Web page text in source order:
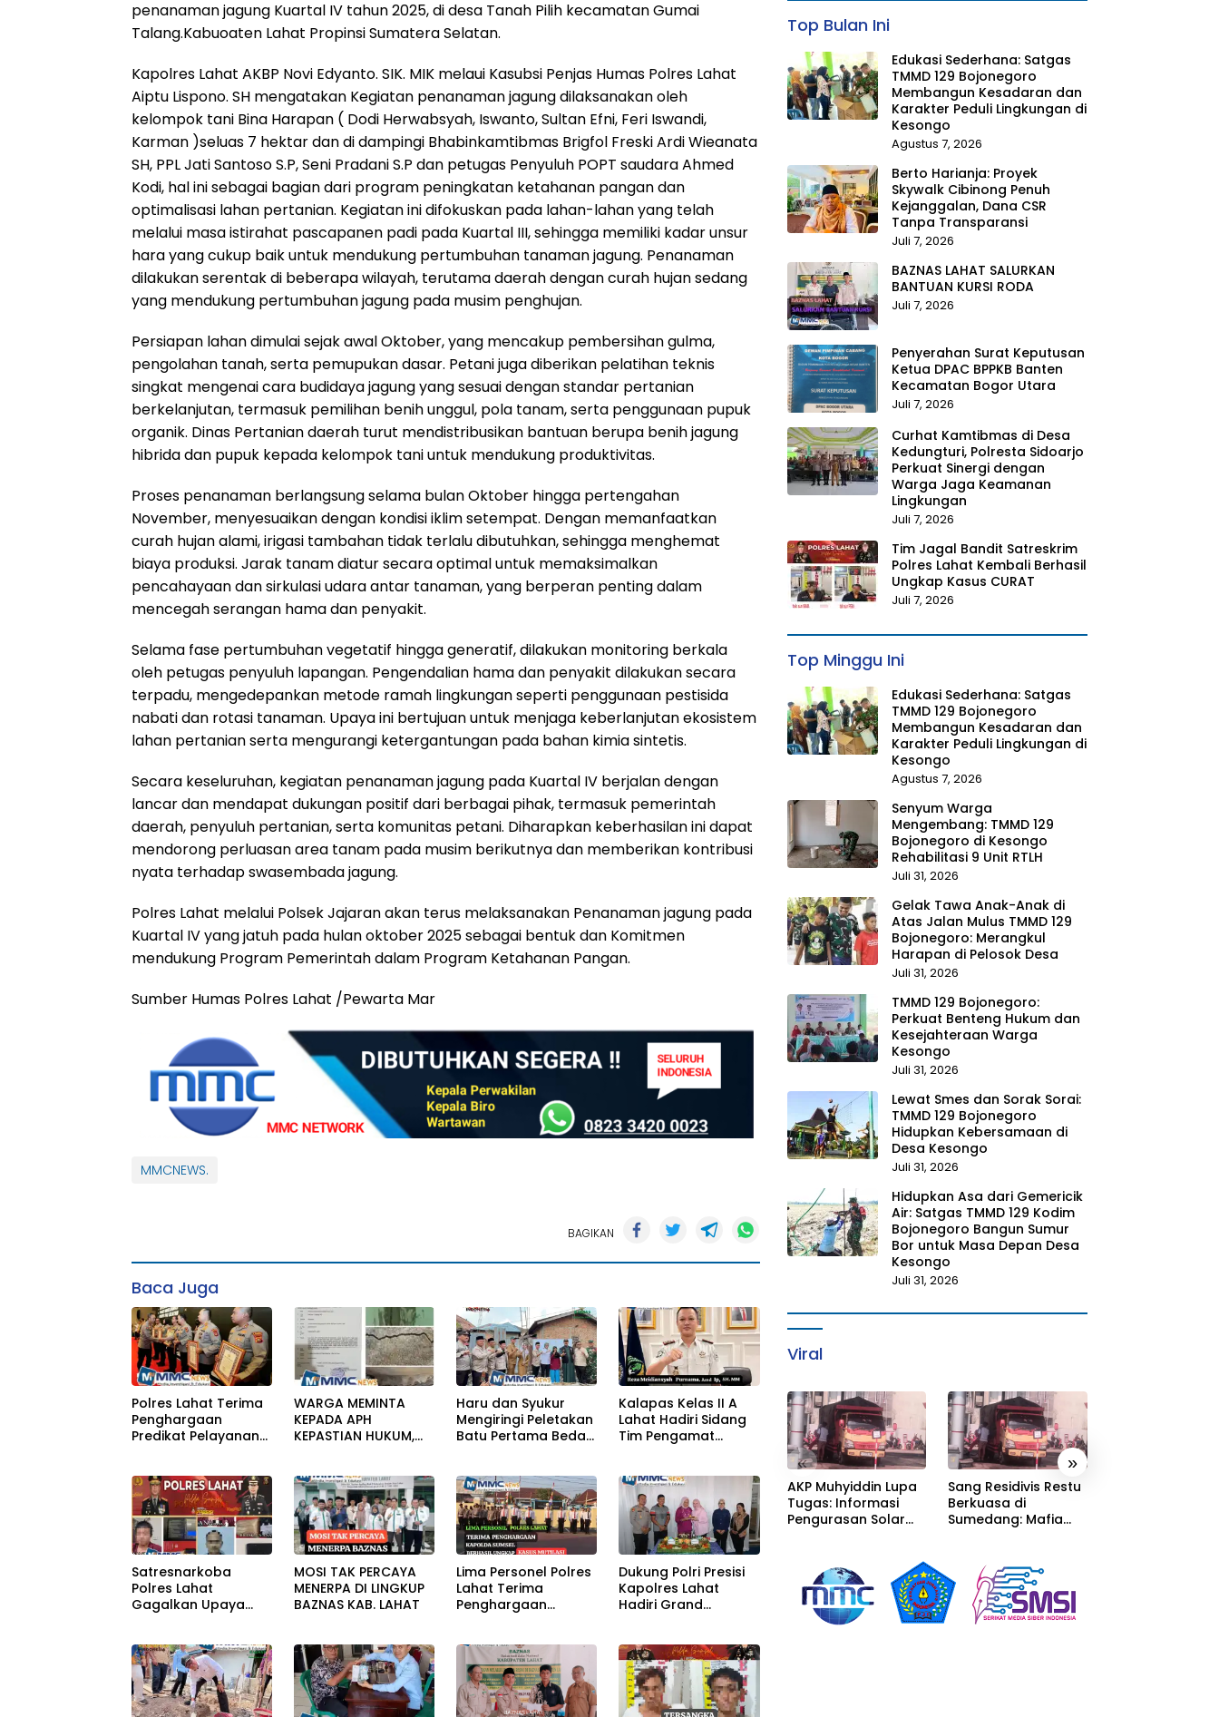
penanaman jagung Kuartal IV tahun 2025, di desa Tanah Pilih kecamatan Gumai
Talang.Kabuoaten Lahat Propinsi Sumatera Selatan.
Kapolres Lahat AKBP Novi Edyanto. SIK. MIK melaui Kasubsi Penjas Humas Polres Lahat
Aiptu Lispono. SH mengatakan Kegiatan penanaman jagung dilaksanakan oleh
kelompok tani Bina Harapan ( Dodi Herwabsyah, Iswanto, Sultan Efni, Feri Iswandi,
Karman )seluas 7 hektar dan di dampingi Bhabinkamtibmas Brigfol Freski Ardi Wieanata
SH, PPL Jati Santoso S.P, Seni Pradani S.P dan petugas Penyuluh POPT saudara Ahmed
Kodi, hal ini sebagai bagian dari program peningkatan ketahanan pangan dan
optimalisasi lahan pertanian. Kegiatan ini difokuskan pada lahan-lahan yang telah
melalui masa istirahat pascapanen padi pada Kuartal III, sehingga memiliki kadar unsur
hara yang cukup baik untuk mendukung pertumbuhan tanaman jagung. Penanaman
dilakukan serentak di beberapa wilayah, terutama daerah dengan curah hujan sedang
yang mendukung pertumbuhan jagung pada musim penghujan.
Persiapan lahan dimulai sejak awal Oktober, yang mencakup pembersihan gulma,
pengolahan tanah, serta pemupukan dasar. Petani juga diberikan pelatihan teknis
singkat mengenai cara budidaya jagung yang sesuai dengan standar pertanian
berkelanjutan, termasuk pemilihan benih unggul, pola tanam, serta penggunaan pupuk
organik. Dinas Pertanian daerah turut mendistribusikan bantuan berupa benih jagung
hibrida dan pupuk kepada kelompok tani untuk mendukung produktivitas.
Proses penanaman berlangsung selama bulan Oktober hingga pertengahan
November, menyesuaikan dengan kondisi iklim setempat. Dengan memanfaatkan
curah hujan alami, irigasi tambahan tidak terlalu dibutuhkan, sehingga menghemat
biaya produksi. Jarak tanam diatur secara optimal untuk memaksimalkan
pencahayaan dan sirkulasi udara antar tanaman, yang berperan penting dalam
mencegah serangan hama dan penyakit.
Selama fase pertumbuhan vegetatif hingga generatif, dilakukan monitoring berkala
oleh petugas penyuluh lapangan. Pengendalian hama dan penyakit dilakukan secara
terpadu, mengedepankan metode ramah lingkungan seperti penggunaan pestisida
nabati dan rotasi tanaman. Upaya ini bertujuan untuk menjaga keberlanjutan ekosistem
lahan pertanian serta mengurangi ketergantungan pada bahan kimia sintetis.
Secara keseluruhan, kegiatan penanaman jagung pada Kuartal IV berjalan dengan
lancar dan mendapat dukungan positif dari berbagai pihak, termasuk pemerintah
daerah, penyuluh pertanian, serta komunitas petani. Diharapkan keberhasilan ini dapat
mendorong perluasan area tanam pada musim berikutnya dan memberikan kontribusi
nyata terhadap swasembada jagung.
Polres Lahat melalui Polsek Jajaran akan terus melaksanakan Penanaman jagung pada
Kuartal IV yang jatuh pada hulan oktober 2025 sebagai bentuk dan Komitmen
mendukung Program Pemerintah dalam Program Ketahanan Pangan.
Sumber Humas Polres Lahat /Pewarta Mar
MMCNEWS.
BAGIKAN
Baca Juga
Polres Lahat Terima
Penghargaan
Predikat Pelayanan
WARGA MEMINTA
KEPADA APH
KEPASTIAN HUKUM,
Haru dan Syukur
Mengiringi Peletakan
Batu Pertama Bedah
Kalapas Kelas II A
Lahat Hadiri Sidang
Tim Pengamat
TPP KanWil DirJenPas
Sumsel Dan Bapas
Kelas II Lahat
Satresnarkoba
Polres Lahat
Gagalkan Upaya
Pelaku Diamankan
MOSI TAK PERCAYA
MENERPA DI LINGKUP
BAZNAS KAB. LAHAT
Lima Personel Polres
Lahat Terima
Penghargaan
Dukung Polri Presisi
Kapolres Lahat
Hadiri Grand
Top Bulan Ini
Edukasi Sederhana: Satgas
TMMD 129 Bojonegoro
Membangun Kesadaran dan
Karakter Peduli Lingkungan di
Kesongo
Agustus 7, 2026
Berto Harianja: Proyek
Skywalk Cibinong Penuh
Kejanggalan, Dana CSR
Tanpa Transparansi
Juli 7, 2026
BAZNAS LAHAT SALURKAN
BANTUAN KURSI RODA
Juli 7, 2026
Penyerahan Surat Keputusan
Ketua DPAC BPPKB Banten
Kecamatan Bogor Utara
Juli 7, 2026
Curhat Kamtibmas di Desa
Kedungturi, Polresta Sidoarjo
Perkuat Sinergi dengan
Warga Jaga Keamanan
Lingkungan
Juli 7, 2026
Tim Jagal Bandit Satreskrim
Polres Lahat Kembali Berhasil
Ungkap Kasus CURAT
Juli 7, 2026
Top Minggu Ini
Edukasi Sederhana: Satgas
TMMD 129 Bojonegoro
Membangun Kesadaran dan
Karakter Peduli Lingkungan di
Kesongo
Agustus 7, 2026
Senyum Warga
Mengembang: TMMD 129
Bojonegoro di Kesongo
Rehabilitasi 9 Unit RTLH
Juli 31, 2026
Gelak Tawa Anak-Anak di
Atas Jalan Mulus TMMD 129
Bojonegoro: Merangkul
Harapan di Pelosok Desa
Juli 31, 2026
TMMD 129 Bojonegoro:
Perkuat Benteng Hukum dan
Kesejahteraan Warga
Kesongo
Juli 31, 2026
Lewat Smes dan Sorak Sorai:
TMMD 129 Bojonegoro
Hidupkan Kebersamaan di
Desa Kesongo
Juli 31, 2026
Hidupkan Asa dari Gemericik
Air: Satgas TMMD 129 Kodim
Bojonegoro Bangun Sumur
Bor untuk Masa Depan Desa
Kesongo
Juli 31, 2026
Viral
« »
AKP Muhyiddin Lupa
Tugas: Informasi
Pengurasan Solar
Lain Carikan Bukti!
Sang Residivis Restu
Berkuasa di
Sumedang: Mafia
Terangan, Seolah
Hukum Bungkam